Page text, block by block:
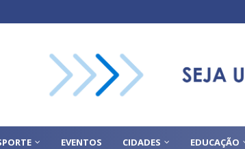
EVENTOS CIDADES EDUCAÇÃO